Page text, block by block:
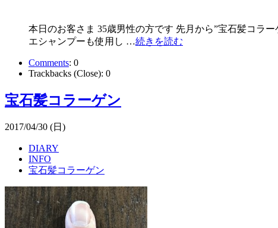
本日のお客さま 35歳男性の方です 先月から”宝石髪コラ
エシャンプーも使用し …続きを読む
Comments: 0
Trackbacks (Close): 0
宝石髪コラーゲン
2017/04/30 (日)
DIARY
INFO
宝石髪コラーゲン